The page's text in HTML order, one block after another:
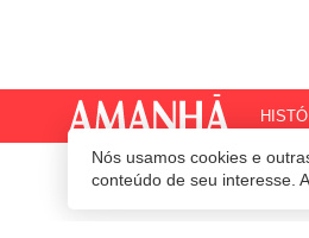
Nós usamos cookies e
conteúdo de seu interesse.
© 2020 Revista Amanhã. Todos os